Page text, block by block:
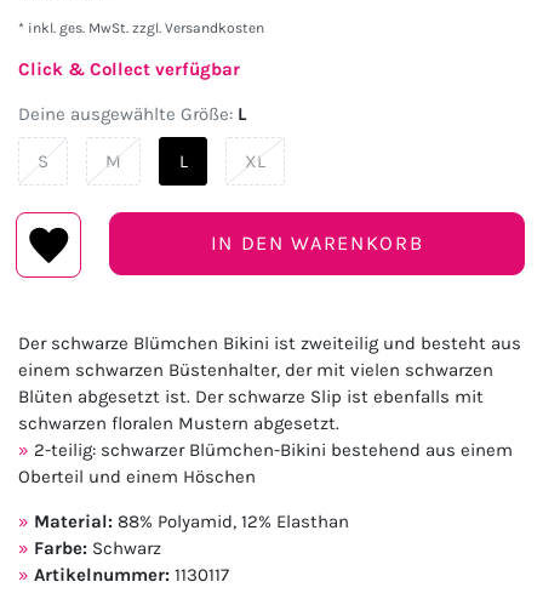
* inkl. ges. MwSt. zzgl. Versandkosten
Click & Collect verfügbar
Deine ausgewählte Größe: L
S M L XL
IN DEN WARENKORB
Der schwarze Blümchen Bikini ist zweiteilig und besteht aus
einem schwarzen Büstenhalter, der mit vielen schwarzen
Blüten abgesetzt ist. Der schwarze Slip ist ebenfalls mit
schwarzen floralen Mustern abgesetzt.
2-teilig: schwarzer Blümchen-Bikini bestehend aus einem
Oberteil und einem Höschen
Material: 88% Polyamid, 12% Elasthan
Farbe: Schwarz
Artikelnummer: 1130117